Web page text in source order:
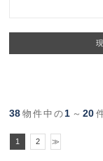
38 物件中の1 ～20
1 2 ≫